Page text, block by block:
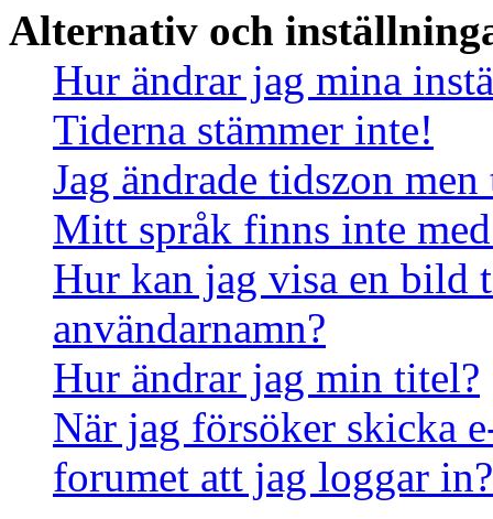
Alternativ och
Hur ändrar jag mina
Tiderna stämmer inte!
Jag ändrade tidszon
Mitt språk finns inte
Hur kan jag visa en bild
användarnamn?
Hur ändrar jag min titel?
När jag försöker skicka
forumet att jag loggar in?